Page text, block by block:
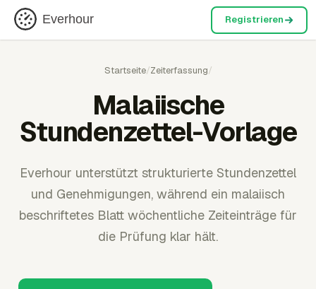
Everhour Registrieren
Startseite/Zeiterfassung/
Malaiische
Stundenzettel-Vorlage
Everhour unterstützt strukturierte Stundenzettel
und Genehmigungen, während ein malaiisch
beschriftetes Blatt wöchentliche Zeiteinträge für
die Prüfung klar hält.